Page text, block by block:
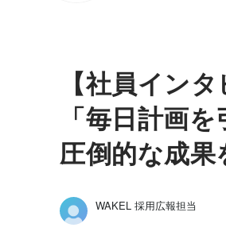
【社員イン
「毎日計画
圧倒的な成
WAKEL 採用広報担当